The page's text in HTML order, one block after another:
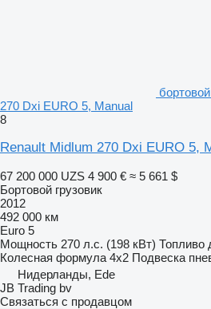
270 Dxi EURO 5, Manual
8
Renault Midlum 270 Dxi EURO 5,
67 200 000 UZS 4 900 € ≈ 5 661 $
Бортовой грузовик
2012
492 000 км
Euro 5
Мощность 270 л.с. (198 кВт) Топливо
Колесная формула 4x2 Подвеска
Нидерланды, Ede
JB Trading bv
Связаться с продавцом